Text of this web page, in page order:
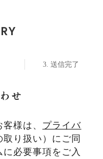
送信完了
せ
様は、 プライバ
取り扱い）にご同
必要事項をご入